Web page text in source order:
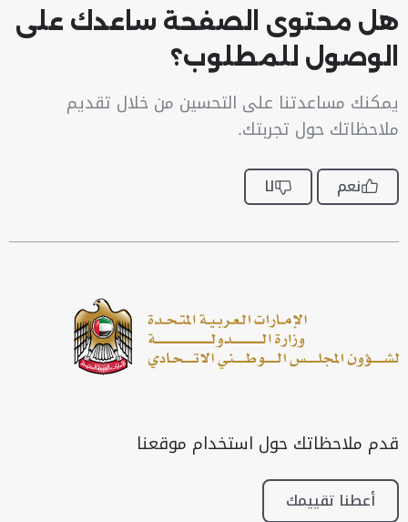
هل محتوى الصفحة ساعدك على
الوصول للمطلوب؟
يمكنك مساعدتنا على التحسين من خلال تقديم
ملاحظاتك حول تجربتك.
نعم لا
قدم ملاحظاتك حول استخدام موقعنا
أعطنا تقييمك